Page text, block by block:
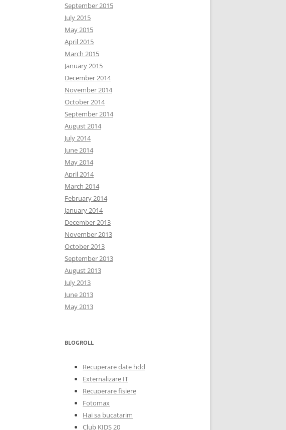
September 2015
July 2015
May 2015
April 2015
March 2015
January 2015
December 2014
November 2014
October 2014
September 2014
August 2014
July 2014
June 2014
May 2014
April 2014
March 2014
February 2014
January 2014
December 2013
November 2013
October 2013
September 2013
August 2013
July 2013
June 2013
May 2013
BLOGROLL
Recuperare date hdd
Externalizare IT
Recuperare fisiere
Fotomax
Hai sa bucatarim
Club KIDS 20